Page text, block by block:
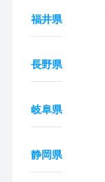
福井県
長野県
岐阜県
静岡県